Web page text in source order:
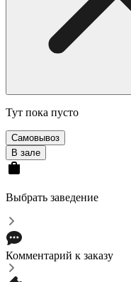
Тут пока пусто
Самовывоз
В зале
Выбрать заведение
Комментарий к заказу